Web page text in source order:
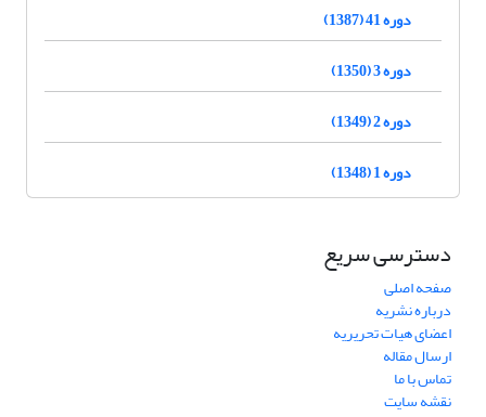
دوره 41 (1387)
دوره 3 (1350)
دوره 2 (1349)
دوره 1 (1348)
دسترسی سریع
صفحه اصلی
درباره نشریه
اعضای هیات تحریریه
ارسال مقاله
تماس با ما
نقشه سایت